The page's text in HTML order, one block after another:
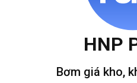
HNP
Bơm giá kho,